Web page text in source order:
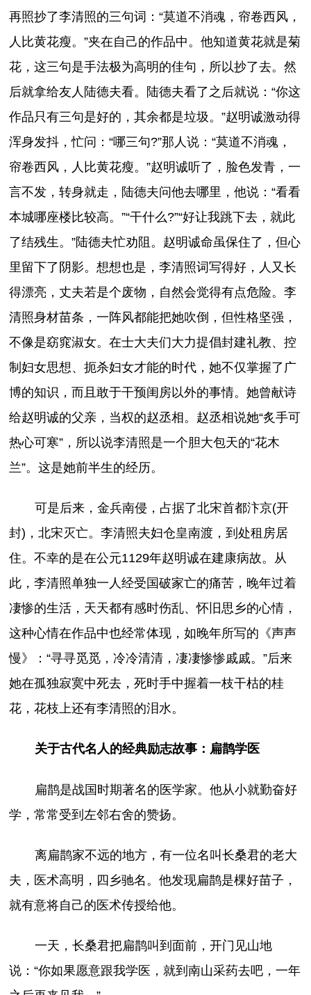
再照抄了李清照的三句词：“莫道不消魂，帘卷西风，
人比黄花瘦。”夹在自己的作品中。他知道黄花就是菊
花，这三句是手法极为高明的佳句，所以抄了去。然
后就拿给友人陆德夫看。陆德夫看了之后就说：“你这
作品只有三句是好的，其余都是垃圾。”赵明诚激动得
浑身发抖，忙问：“哪三句?”那人说：“莫道不消魂，
帘卷西风，人比黄花瘦。”赵明诚听了，脸色发青，一
言不发，转身就走，陆德夫问他去哪里，他说：“看看
本城哪座楼比较高。”“干什么?”“好让我跳下去，就此
了结残生。”陆德夫忙劝阻。赵明诚命虽保住了，但心
里留下了阴影。想想也是，李清照词写得好，人又长
得漂亮，丈夫若是个废物，自然会觉得有点危险。李
清照身材苗条，一阵风都能把她吹倒，但性格坚强，
不像是窈窕淑女。在士大夫们大力提倡封建礼教、控
制妇女思想、扼杀妇女才能的时代，她不仅掌握了广
博的知识，而且敢于干预闺房以外的事情。她曾献诗
给赵明诚的父亲，当权的赵丞相。赵丞相说她“炙手可
热心可寒”，所以说李清照是一个胆大包天的“花木
兰”。这是她前半生的经历。
可是后来，金兵南侵，占据了北宋首都汴京(开
封)，北宋灭亡。李清照夫妇仓皇南渡，到处租房居
住。不幸的是在公元1129年赵明诚在建康病故。从
此，李清照单独一人经受国破家亡的痛苦，晚年过着
凄惨的生活，天天都有感时伤乱、怀旧思乡的心情，
这种心情在作品中也经常体现，如晚年所写的《声声
慢》：“寻寻觅觅，冷冷清清，凄凄惨惨戚戚。”后来
她在孤独寂寞中死去，死时手中握着一枝干枯的桂
花，花枝上还有李清照的泪水。
关于古代名人的经典励志故事：扁鹊学医
扁鹊是战国时期著名的医学家。他从小就勤奋好
学，常常受到左邻右舍的赞扬。
离扁鹊家不远的地方，有一位名叫长桑君的老大
夫，医术高明，四乡驰名。他发现扁鹊是棵好苗子，
就有意将自己的医术传授给他。
一天，长桑君把扁鹊叫到面前，开门见山地
说：“你如果愿意跟我学医，就到南山采药去吧，一年